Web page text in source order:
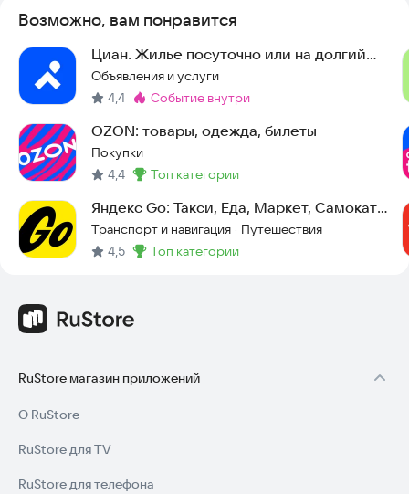
Возможно, вам понравится
Циан. Жилье посуточно или на долгий
срок
Объявления и услуги
4,4 Метка:
событие внутри
OZON: товары, одежда, билеты
Покупки
4,4
Метка:
топ категории
Яндекс Go: Такси, Еда, Маркет, Самокаты,
Доставка
Транспорт и навигация · Путешествия
4,5
Метка:
топ категории
RuStore магазин приложений
О RuStore
RuStore для TV
RuStore для телефона